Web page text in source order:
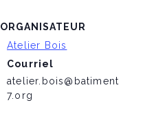
ORGANISATEUR
Atelier Bois
Courriel
atelier.bois@batiment
7.org